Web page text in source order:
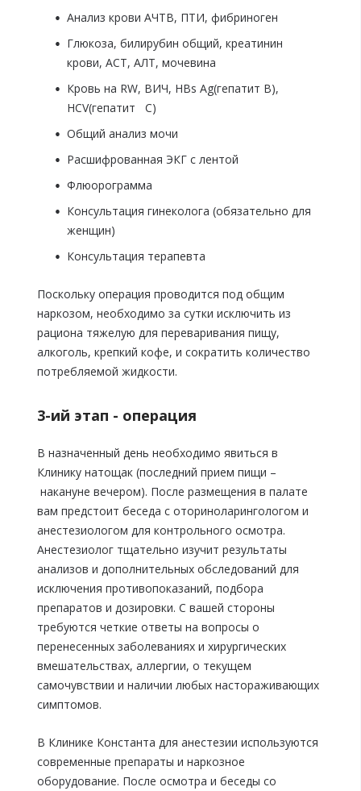
Анализ крови АЧТВ, ПТИ, фибриноген
Глюкоза, билирубин общий, креатинин
крови, АСТ, АЛТ, мочевина
Кровь на RW, ВИЧ, HBs Ag(гепатит В),
HCV(гепатит С)
Общий анализ мочи
Расшифрованная ЭКГ с лентой
Флюорограмма
Консультация гинеколога (обязательно для
женщин)
Консультация терапевта
Поскольку операция проводится под общим
наркозом, необходимо за сутки исключить из
рациона тяжелую для переваривания пищу,
алкоголь, крепкий кофе, и сократить количество
потребляемой жидкости.
3-ий этап - операция
В назначенный день необходимо явиться в
Клинику натощак (последний прием пищи –
накануне вечером). После размещения в палате
вам предстоит беседа с оториноларингологом и
анестезиологом для контрольного осмотра.
Анестезиолог тщательно изучит результаты
анализов и дополнительных обследований для
исключения противопоказаний, подбора
препаратов и дозировки. С вашей стороны
требуются четкие ответы на вопросы о
перенесенных заболеваниях и хирургических
вмешательствах, аллергии, о текущем
самочувствии и наличии любых настораживающих
симптомов.
В Клинике Константа для анестезии используются
современные препараты и наркозное
оборудование. После осмотра и беседы со